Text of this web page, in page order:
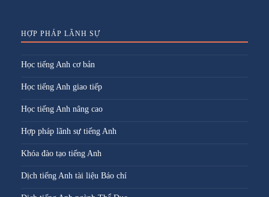
HỢP PHÁP LÃNH SỰ
Học tiếng Anh cơ bản
Học tiếng Anh giao tiếp
Học tiếng Anh nâng cao
Hợp pháp lãnh sự tiếng Anh
Khóa đào tạo tiếng Anh
Dịch tiếng Anh tài liệu Báo chí